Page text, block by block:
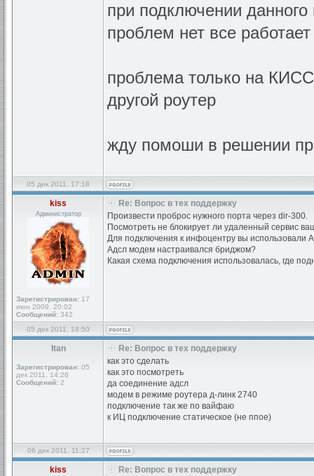
при подключении
проблем нет все
проблема только на
другой роутер
жду помоши в решении
05 дек 2011, 17:18
kiss
Администратор
Зарегистрирован: 17
июн 2009, 20:02
Сообщений: 342
Re: Вопрос в тех поддержку
Произвести проброс нужного порта через dir-300.
Посмотреть не блокирует ли удаленный сервис
Для подключения к инфоцентру вы использовали
Адсл модем настраивался бриджом?
Какая схема подключения использовалась, где
05 дек 2011, 18:50
Itan
Зарегистрирован: 05
дек 2011, 14:26
Сообщений: 2
Re: Вопрос в тех поддержку
как это сделать
как это посмотреть
да соединение адсл
модем в режиме роутера д-линк 2740
подключение так же по вайфаю
к ИЦ подключение статическое (не ппое)
06 дек 2011, 11:27
kiss Re: Вопрос в тех поддержку